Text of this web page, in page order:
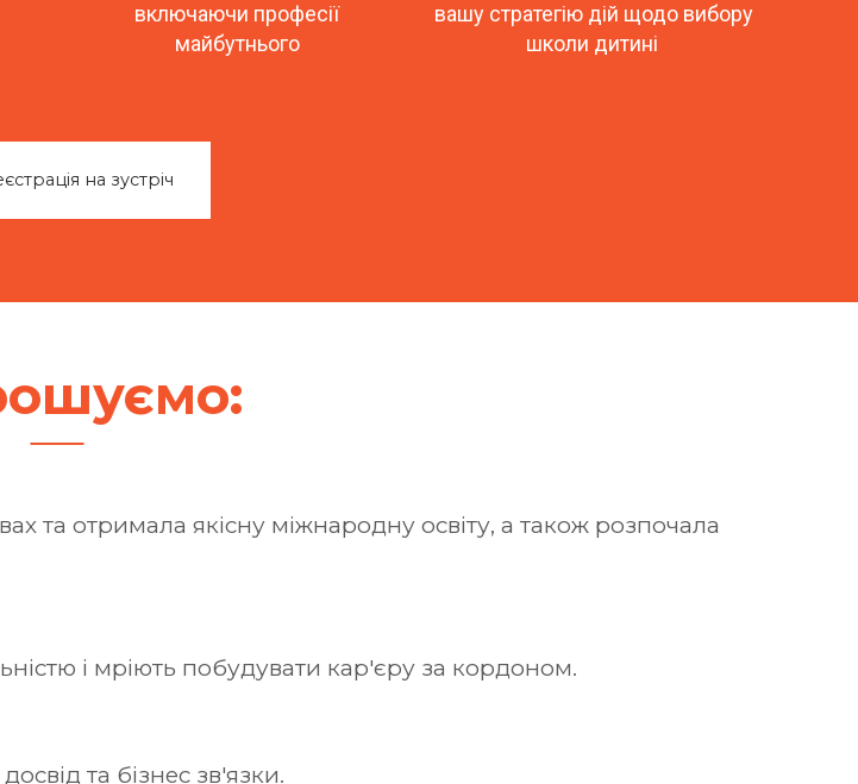
включаючи професії
майбутнього
вашу стратегію дій щодо вибору
школи дитині
на зустріч
та отримала якісну міжнародну освіту, а також розпочала
і мріють побудувати кар'єру за кордоном.
та бізнес зв'язки.